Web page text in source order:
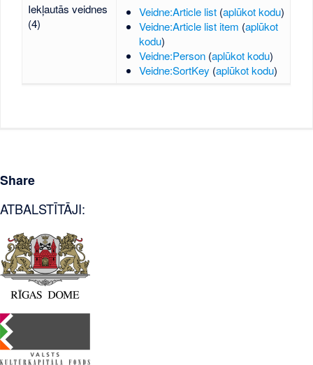
Iekļautās veidnes
(4)
Veidne:Article list (aplūkot kodu)
Veidne:Article list item (aplūkot
kodu)
Veidne:Person (aplūkot kodu)
Veidne:SortKey (aplūkot kodu)
Share
ATBALSTĪTĀJI: